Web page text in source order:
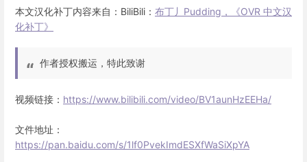
本文汉化补丁内容来自：BiliBili： 布丁丿Pudding，《OVR 中文汉
化补丁》
作者授权搬运，特此致谢
视频链接： https://www.bilibili.com/video/BV1aunHzEEHa/
文件地址：
https://pan.baidu.com/s/1lf0PvekImdESXfWaSiXpYA